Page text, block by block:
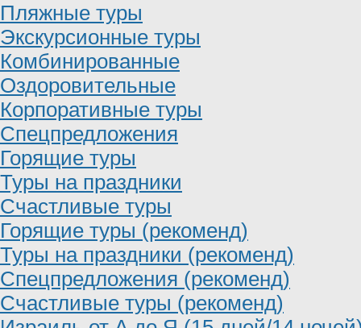
Пляжные туры
Экскурсионные туры
Комбинированные
Оздоровительные
Корпоративные туры
Спецпредложения
Горящие туры
Туры на праздники
Счастливые туры
Горящие туры (рекоменд)
Туры на праздники (рекоменд)
Спецпредложения (рекоменд)
Счастливые туры (рекоменд)